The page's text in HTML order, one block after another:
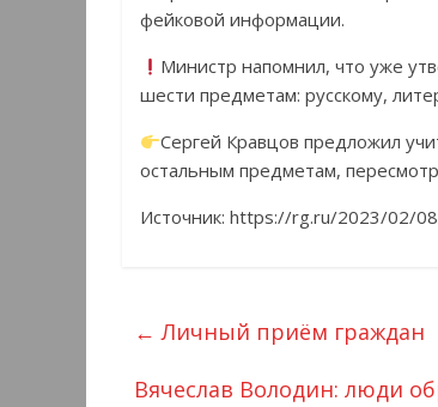
фейковой информации.
Министр напомнил, что уже
шести предметам: русскому,
Сергей Кравцов предложил
остальным предметам,
Источник: https://rg.ru/2023/02/
← Личный приём граждан
Вячеслав Володин: люди